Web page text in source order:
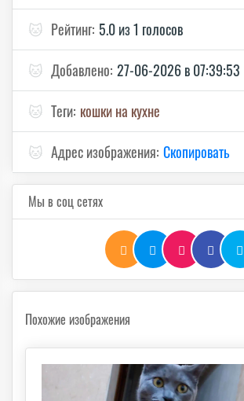
🐱 Рейтинг: 5.0 из 1 голосов
🐱 Добавлено: 27-06-2026 в 07:39:53
🐱 Теги: кошки на кухне
🐱 Адрес изображения: Скопировать
Мы в соц сетях
Похожие изображения